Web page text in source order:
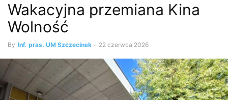
Wakacyjna przemiana Kina
Wolność
By Inf. pras. UM Szczecinek - 22 czerwca 2026